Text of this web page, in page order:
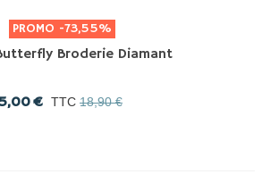
PROMO -73,55%
Broderie Diamant
€ TTC 18,90 €